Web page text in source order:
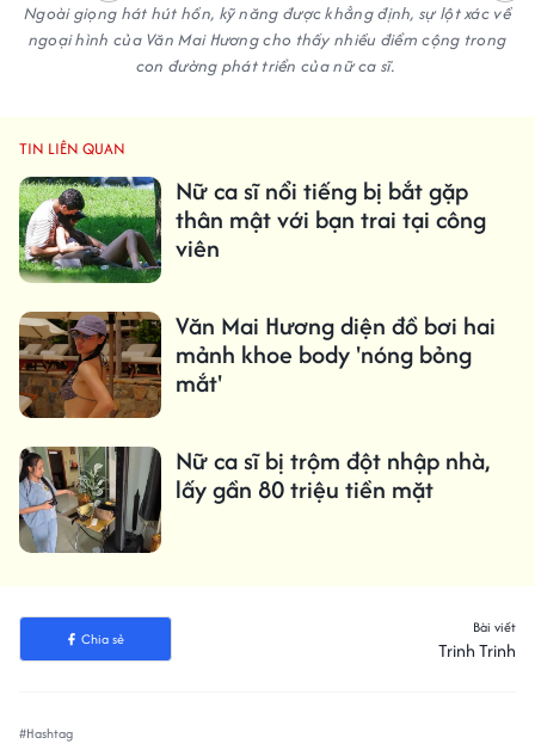
Ngoài giọng hát hút hồn, kỹ năng được khẳng định, sự lột xác về
ngoại hình của Văn Mai Hương cho thấy nhiều điểm cộng trong
con đường phát triển của nữ ca sĩ.
TIN LIÊN QUAN
Nữ ca sĩ nổi tiếng bị bắt gặp
thân mật với bạn trai tại công
viên
Văn Mai Hương diện đồ bơi hai
mảnh khoe body 'nóng bỏng
mắt'
Nữ ca sĩ bị trộm đột nhập nhà,
lấy gần 80 triệu tiền mặt
Chia sẻ
Bài viết
Trinh Trinh
#Hashtag